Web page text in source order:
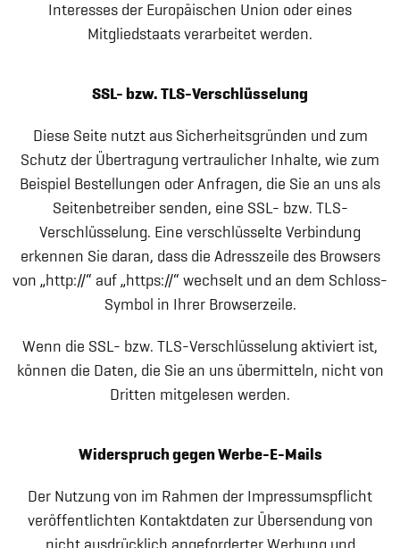
Interesses der Europäischen Union oder eines
Mitgliedstaats verarbeitet werden.
SSL- bzw. TLS-Verschlüsselung
Diese Seite nutzt aus Sicherheitsgründen und zum
Schutz der Übertragung vertraulicher Inhalte, wie zum
Beispiel Bestellungen oder Anfragen, die Sie an uns als
Seitenbetreiber senden, eine SSL- bzw. TLS-
Verschlüsselung. Eine verschlüsselte Verbindung
erkennen Sie daran, dass die Adresszeile des Browsers
von „http://“ auf „https://“ wechselt und an dem Schloss-
Symbol in Ihrer Browserzeile.
Wenn die SSL- bzw. TLS-Verschlüsselung aktiviert ist,
können die Daten, die Sie an uns übermitteln, nicht von
Dritten mitgelesen werden.
Widerspruch gegen Werbe-E-Mails
Der Nutzung von im Rahmen der Impressumspflicht
veröffentlichten Kontaktdaten zur Übersendung von
nicht ausdrücklich angeforderter Werbung und